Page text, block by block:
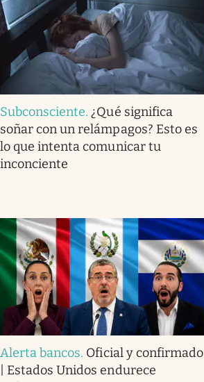
Subconsciente. ¿Qué significa
soñar con un relámpagos? Esto es
lo que intenta comunicar tu
inconciente
Alerta bancos. Oficial y confirmado
| Estados Unidos endurece